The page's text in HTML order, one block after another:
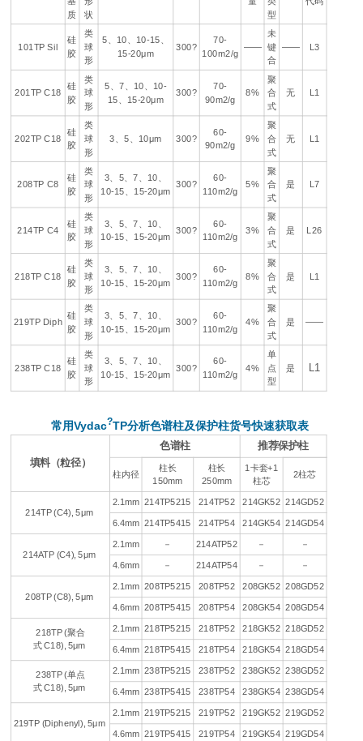
质 状 型
101TP Sil
硅
胶
类
球
形
5、10、10-15、
15-20μm
300?
70-
100m2/g
——
未
键
合
—— L3
201TP C18
硅
胶
类
球
形
5、7、10、10-
15、15-20μm
300?
70-
90m2/g
8%
聚
合
式
无 L1
202TP C18
硅
胶
类
球
形
3、5、10μm 300?
60-
90m2/g
9%
聚
合
式
无 L1
208TP C8
硅
胶
类
球
形
3、5、7、10、
10-15、15-20μm
300?
60-
110m2/g
5%
聚
合
式
是 L7
214TP C4
硅
胶
类
球
形
3、5、7、10、
10-15、15-20μm
300?
60-
110m2/g
3%
聚
合
式
是 L26
218TP C18
硅
胶
类
球
形
3、5、7、10、
10-15、15-20μm
300?
60-
110m2/g
8%
聚
合
式
是 L1
219TP Diph
硅
胶
类
球
形
3、5、7、10、
10-15、15-20μm
300?
60-
110m2/g
4%
聚
合
式
是 ——
238TP C18
硅
胶
类
球
形
3、5、7、10、
10-15、15-20μm
300?
60-
110m2/g
4%
单
点
型
是 L1
常用Vydac?TP分析色谱柱及保护柱货号快速获取表
填料（粒径）
色谱柱 推荐保护柱
柱内径
柱长
150mm
柱长
250mm
1卡套+1
柱芯
2柱芯
214TP (C4), 5μm
2.1mm 214TP5215 214TP52 214GK52 214GD52
6.4mm 214TP5415 214TP54 214GK54 214GD54
214ATP (C4), 5μm
2.1mm － 214ATP52 － －
4.6mm － 214ATP54 － －
208TP (C8), 5μm
2.1mm 208TP5215 208TP52 208GK52 208GD52
4.6mm 208TP5415 208TP54 208GK54 208GD54
218TP (聚合
式 C18), 5μm
2.1mm 218TP5215 218TP52 218GK52 218GD52
6.4mm 218TP5415 218TP54 218GK54 218GD54
238TP (单点
式 C18), 5μm
2.1mm 238TP5215 238TP52 238GK52 238GD52
6.4mm 238TP5415 238TP54 238GK54 238GD54
219TP (Diphenyl), 5μm
2.1mm 219TP5215 219TP52 219GK52 219GD52
4.6mm 219TP5415 219TP54 219GK54 219GD54